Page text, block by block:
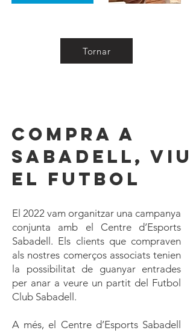
Tornar
Compra a
Sabadell, Viu
el futbol
El 2022 vam organitzar una campanya
conjunta amb el Centre d’Esports
Sabadell. Els clients que compraven
als nostres comerços associats tenien
la possibilitat de guanyar entrades
per anar a veure un partit del Futbol
Club Sabadell.
A més, el Centre d’Esports Sabadell